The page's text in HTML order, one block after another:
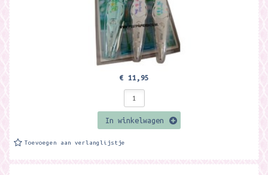
€ 11,95
In winkelwagen
Toevoegen aan verlanglijstje